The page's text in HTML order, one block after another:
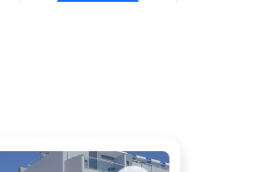
Réservez